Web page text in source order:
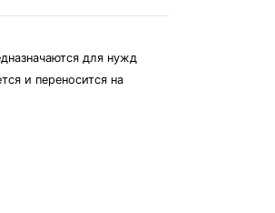
для нужд
и переносится на